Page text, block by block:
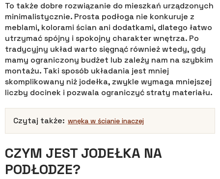
To także dobre rozwiązanie do mieszkań urządzonych
minimalistycznie. Prosta podłoga nie konkuruje z
meblami, kolorami ścian ani dodatkami, dlatego łatwo
utrzymać spójny i spokojny charakter wnętrza. Po
tradycyjny układ warto sięgnąć również wtedy, gdy
mamy ograniczony budżet lub zależy nam na szybkim
montażu. Taki sposób układania jest mniej
skomplikowany niż jodełka, zwykle wymaga mniejszej
liczby docinek i pozwala ograniczyć straty materiału.
Czytaj także: wnęka w ścianie inaczej
CZYM JEST JODEŁKA NA
PODŁODZE?